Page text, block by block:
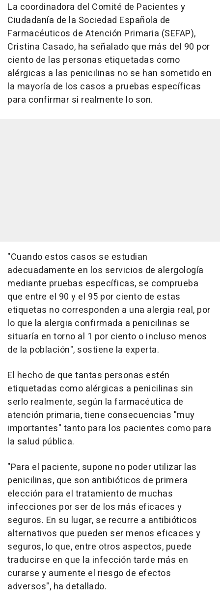
La coordinadora del Comité de Pacientes y
Ciudadanía de la Sociedad Española de
Farmacéuticos de Atención Primaria (SEFAP),
Cristina Casado, ha señalado que más del 90 por
ciento de las personas etiquetadas como
alérgicas a las penicilinas no se han sometido en
la mayoría de los casos a pruebas específicas
para confirmar si realmente lo son.
"Cuando estos casos se estudian
adecuadamente en los servicios de alergología
mediante pruebas específicas, se comprueba
que entre el 90 y el 95 por ciento de estas
etiquetas no corresponden a una alergia real, por
lo que la alergia confirmada a penicilinas se
situaría en torno al 1 por ciento o incluso menos
de la población", sostiene la experta.
El hecho de que tantas personas estén
etiquetadas como alérgicas a penicilinas sin
serlo realmente, según la farmacéutica de
atención primaria, tiene consecuencias "muy
importantes" tanto para los pacientes como para
la salud pública.
"Para el paciente, supone no poder utilizar las
penicilinas, que son antibióticos de primera
elección para el tratamiento de muchas
infecciones por ser de los más eficaces y
seguros. En su lugar, se recurre a antibióticos
alternativos que pueden ser menos eficaces y
seguros, lo que, entre otros aspectos, puede
traducirse en que la infección tarde más en
curarse y aumente el riesgo de efectos
adversos", ha detallado.